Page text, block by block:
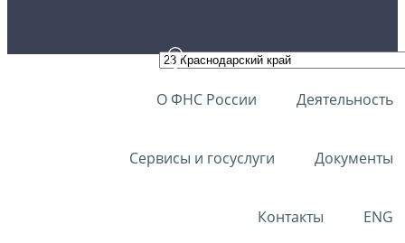
О ФНС России Деятельность
Сервисы и госуслуги Документы
Контакты ENG